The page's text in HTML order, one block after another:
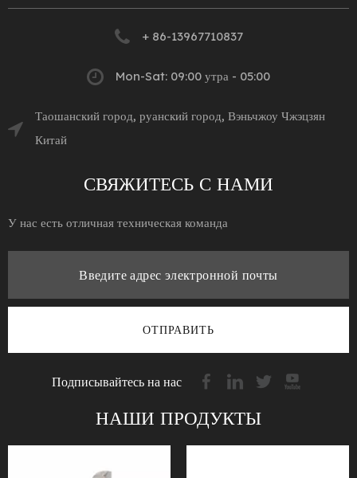
+ 86-13967710837
Mon-Sat: 09:00 утра - 05:00
Таошанский город, руанский город, Вэньчжоу Чжэцзян
Китай
СВЯЖИТЕСЬ С НАМИ
У нас есть отличная техническая команда
ОТПРАВИТЬ
Подписывайтесь на нас
НАШИ ПРОДУКТЫ